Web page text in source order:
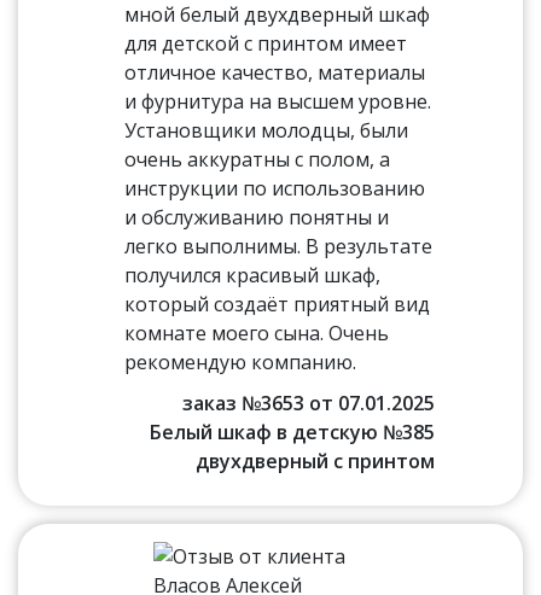
мной белый двухдверный шкаф
для детской с принтом имеет
отличное качество, материалы
и фурнитура на высшем уровне.
Установщики молодцы, были
очень аккуратны с полом, а
инструкции по использованию
и обслуживанию понятны и
легко выполнимы. В результате
получился красивый шкаф,
который создаёт приятный вид
комнате моего сына. Очень
рекомендую компанию.
заказ №3653 от 07.01.2025
Белый шкаф в детскую №385
двухдверный с принтом